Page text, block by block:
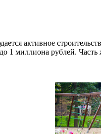
активное
1 миллиона рублей.